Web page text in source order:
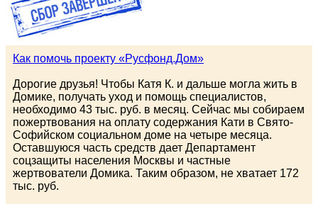
Как помочь проекту «Русфонд.Дом»
Дорогие друзья! Чтобы Катя К. и дальше могла жить в
Домике, получать уход и помощь специалистов,
необходимо 43 тыс. руб. в месяц. Сейчас мы собираем
пожертвования на оплату содержания Кати в Свято-
Софийском социальном доме на четыре месяца.
Оставшуюся часть средств дает Департамент
соцзащиты населения Москвы и частные
жертвователи Домика. Таким образом, не хватает 172
тыс. руб.